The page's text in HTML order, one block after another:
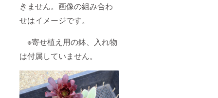
きません。画像の組み合わ
せはイメージです。
※寄せ植え用の鉢、入れ物
は付属していません。